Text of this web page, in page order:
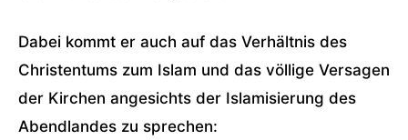
Dabei kommt er auch auf das Verhältnis des
Christentums zum Islam und das völlige Versagen
der Kirchen angesichts der Islamisierung des
Abendlandes zu sprechen: